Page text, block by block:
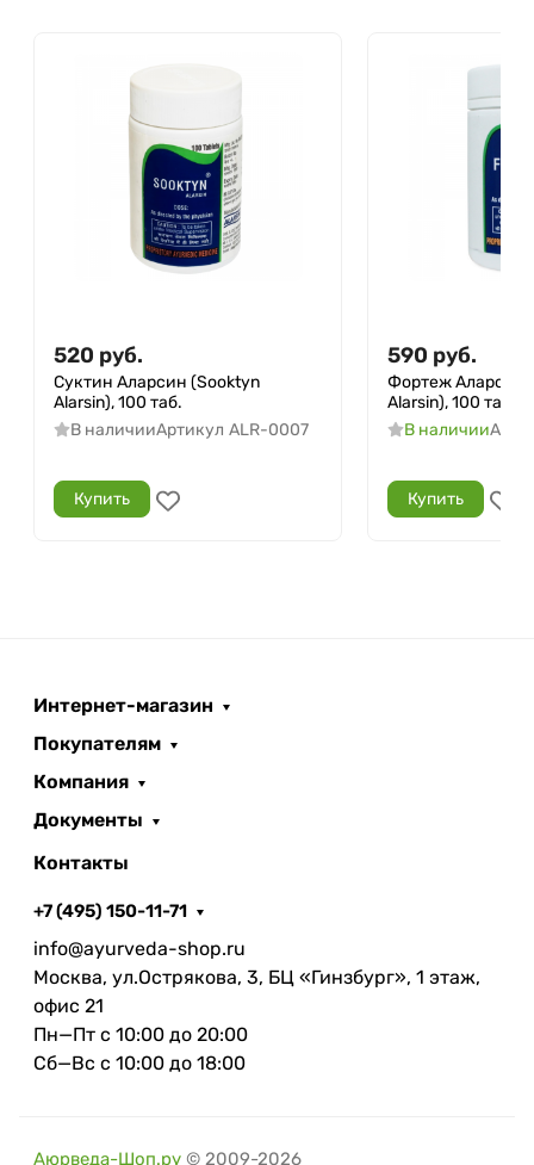
520 руб.
Суктин Аларсин (Sooktyn
Alarsin), 100 таб.
В наличииАртикул ALR-0007
Купить
590 руб.
Фортеж Аларсин
Alarsin), 100 таб.
В наличии
Купить
Интернет-магазин
Покупателям
Компания
Документы
Контакты
+7 (495) 150-11-71
info@ayurveda-shop.ru
Москва, ул.Острякова, 3, БЦ «Гинзбург», 1 этаж,
офис 21
Пн—Пт с 10:00 до 20:00
Сб—Вс с 10:00 до 18:00
Аюрведа-Шоп.ру © 2009-2026